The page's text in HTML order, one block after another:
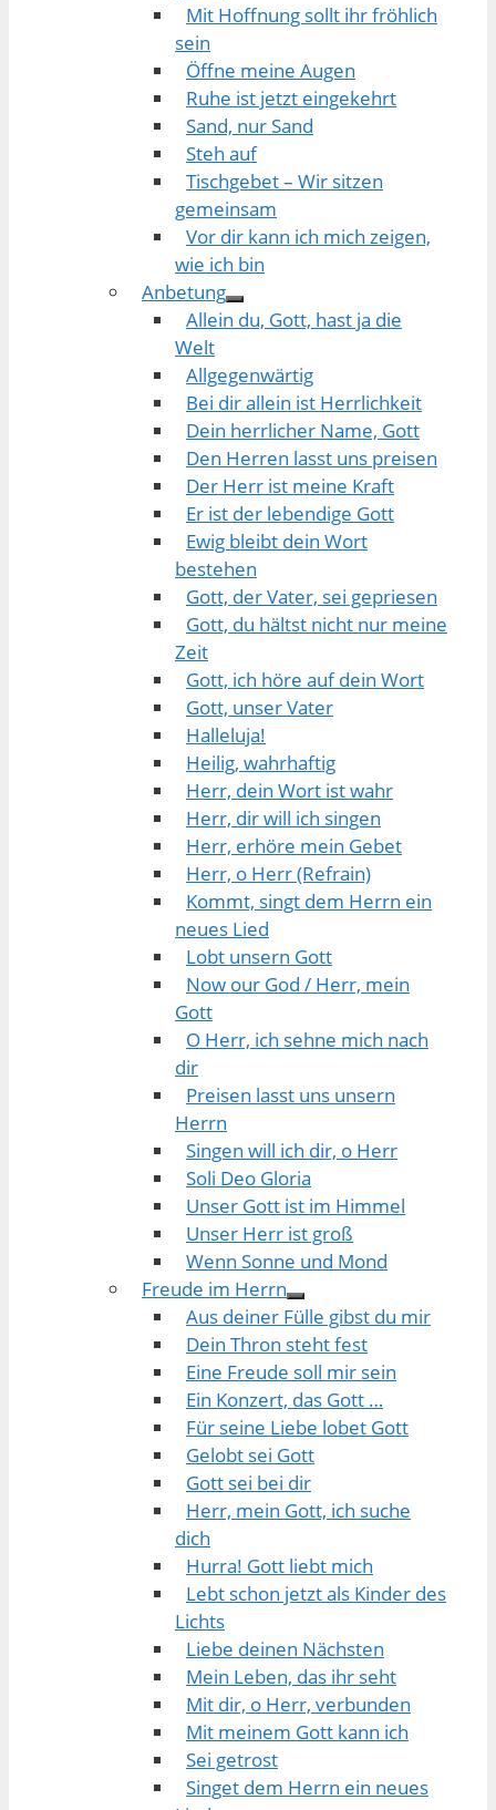
Mit Hoffnung sollt ihr fröhlich
sein
Öffne meine Augen
Ruhe ist jetzt eingekehrt
Sand, nur Sand
Steh auf
Tischgebet – Wir sitzen
gemeinsam
Vor dir kann ich mich zeigen,
wie ich bin
Anbetung
Allein du, Gott, hast ja die
Welt
Allgegenwärtig
Bei dir allein ist Herrlichkeit
Dein herrlicher Name, Gott
Den Herren lasst uns preisen
Der Herr ist meine Kraft
Er ist der lebendige Gott
Ewig bleibt dein Wort
bestehen
Gott, der Vater, sei gepriesen
Gott, du hältst nicht nur meine
Zeit
Gott, ich höre auf dein Wort
Gott, unser Vater
Halleluja!
Heilig, wahrhaftig
Herr, dein Wort ist wahr
Herr, dir will ich singen
Herr, erhöre mein Gebet
Herr, o Herr (Refrain)
Kommt, singt dem Herrn ein
neues Lied
Lobt unsern Gott
Now our God / Herr, mein
Gott
O Herr, ich sehne mich nach
dir
Preisen lasst uns unsern
Herrn
Singen will ich dir, o Herr
Soli Deo Gloria
Unser Gott ist im Himmel
Unser Herr ist groß
Wenn Sonne und Mond
Freude im Herrn
Aus deiner Fülle gibst du mir
Dein Thron steht fest
Eine Freude soll mir sein
Ein Konzert, das Gott …
Für seine Liebe lobet Gott
Gelobt sei Gott
Gott sei bei dir
Herr, mein Gott, ich suche
dich
Hurra! Gott liebt mich
Lebt schon jetzt als Kinder des
Lichts
Liebe deinen Nächsten
Mein Leben, das ihr seht
Mit dir, o Herr, verbunden
Mit meinem Gott kann ich
Sei getrost
Singet dem Herrn ein neues